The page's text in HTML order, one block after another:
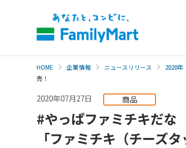
HOME 企業情報 ニュースリリース 2020年
売！
2020年07月27日 商品
#やっぱファミチキだな
「ファミチキ（チーズ